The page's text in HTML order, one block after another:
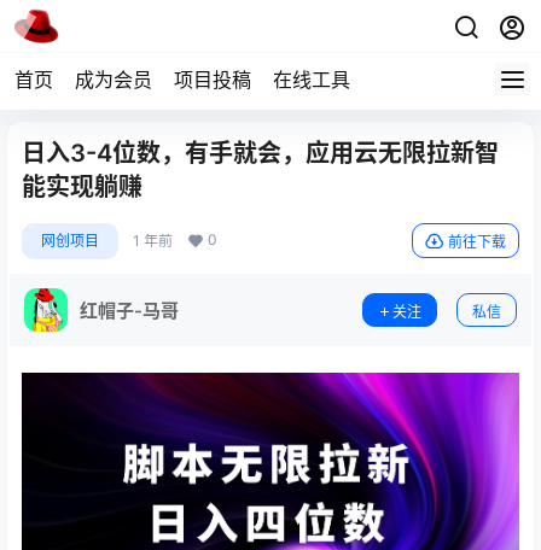
首页 成为会员 项目投稿 在线工具
日入3-4位数，有手就会，应用云无限拉新智
能实现躺赚
网创项目 1 年前 0 前往下载
红帽子-马哥 关注 私信